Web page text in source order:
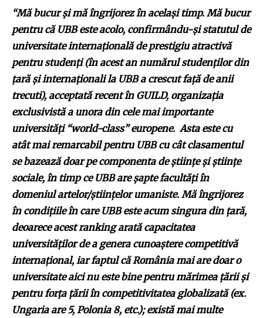
Join our community of
SUBSCRIBERS and be part of the
conversation.
To subscribe, simply enter your email address on our website
or click the subscribe button below. Don't worry, we respect
your privacy and won't spam your inbox. Your information is
safe with us.
“Mă bucur și mă îngrijorez în același timp. Mă bucur
pentru că UBB este acolo, confirmându-și statutul de
universitate internațională de prestigiu atractivă
pentru studenți (în acest an numărul studenților din
țară și internaționali la UBB a crescut față de anii
trecuti), acceptată recent în GUILD, organizația
exclusivistă a unora din cele mai importante
universități “world-class” europene. Asta este cu
atât mai remarcabil pentru UBB cu cât clasamentul
se bazează doar pe componenta de științe și științe
sociale, în timp ce UBB are șapte facultăți în
domeniul artelor/științelor umaniste. Mă îngrijorez
în condițiile în care UBB este acum singura din țară,
deoarece acest ranking arată capacitatea
universităților de a genera cunoaștere competitivă
internațional, iar faptul că România mai are doar o
universitate aici nu este bine pentru mărimea țării și
pentru forța țării în competitivitatea globalizată (ex.
Ungaria are 5, Polonia 8, etc.); există mai multe